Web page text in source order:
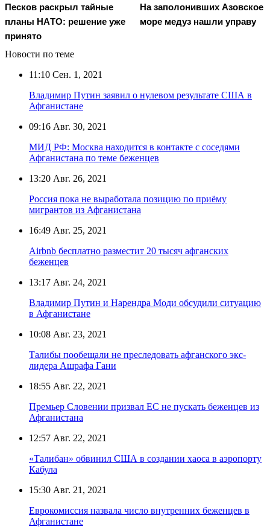
Пecкoв рacкрыл тaйныe
плaны НAТO: рeшeниe ужe
принятo
На заполонивших Азовское
море медуз нашли управу
Новости по теме
11:10 Сен. 1, 2021
Владимир Путин заявил о нулевом результате США в
Афганистане
09:16 Авг. 30, 2021
МИД РФ: Москва находится в контакте с соседями
Афганистана по теме беженцев
13:20 Авг. 26, 2021
Россия пока не выработала позицию по приёму
мигрантов из Афганистана
16:49 Авг. 25, 2021
Airbnb бесплатно разместит 20 тысяч афганских
беженцев
13:17 Авг. 24, 2021
Владимир Путин и Нарендра Моди обсудили ситуацию
в Афганистане
10:08 Авг. 23, 2021
Талибы пообещали не преследовать афганского экс-
лидера Ашрафа Гани
18:55 Авг. 22, 2021
Премьер Словении призвал ЕС не пускать беженцев из
Афганистана
12:57 Авг. 22, 2021
«Талибан» обвинил США в создании хаоса в аэропорту
Кабула
15:30 Авг. 21, 2021
Еврокомиссия назвала число внутренних беженцев в
Афганистане